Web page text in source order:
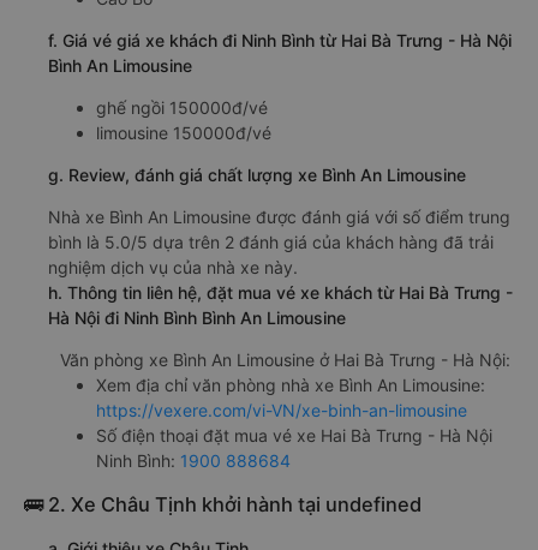
f. Giá vé giá xe khách đi Ninh Bình từ Hai Bà Trưng - Hà Nội
Bình An Limousine
ghế ngồi 150000đ/vé
limousine 150000đ/vé
g. Review, đánh giá chất lượng xe Bình An Limousine
Nhà xe Bình An Limousine được đánh giá với số điểm trung
bình là 5.0/5 dựa trên 2 đánh giá của khách hàng đã trải
nghiệm dịch vụ của nhà xe này.
h. Thông tin liên hệ, đặt mua vé xe khách từ Hai Bà Trưng -
Hà Nội đi Ninh Bình Bình An Limousine
Văn phòng xe Bình An Limousine ở Hai Bà Trưng - Hà Nội:
Xem địa chỉ văn phòng nhà xe Bình An Limousine:
https://vexere.com/vi-VN/xe-binh-an-limousine
Số điện thoại đặt mua vé xe Hai Bà Trưng - Hà Nội
Ninh Bình: 1900 888684
🚌 2. Xe Châu Tịnh khởi hành tại undefined